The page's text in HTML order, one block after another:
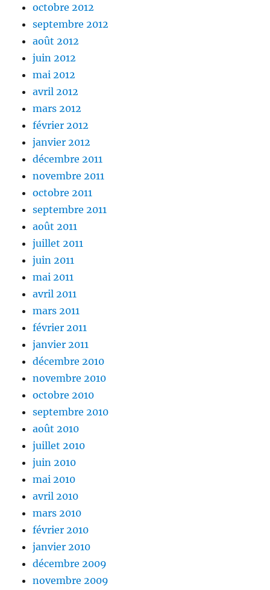
octobre 2012
septembre 2012
août 2012
juin 2012
mai 2012
avril 2012
mars 2012
février 2012
janvier 2012
décembre 2011
novembre 2011
octobre 2011
septembre 2011
août 2011
juillet 2011
juin 2011
mai 2011
avril 2011
mars 2011
février 2011
janvier 2011
décembre 2010
novembre 2010
octobre 2010
septembre 2010
août 2010
juillet 2010
juin 2010
mai 2010
avril 2010
mars 2010
février 2010
janvier 2010
décembre 2009
novembre 2009